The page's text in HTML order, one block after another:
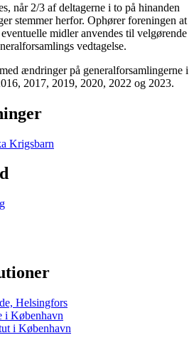
når 2/3 af deltagerne i to på hinanden
stemmer herfor. Ophører foreningen at
midler anvendes til velgørende
vedtagelse.
ændringer på generalforsamlingerne i
2017, 2019, 2020, 2022 og 2023.
Krigsbarn
Helsingfors
i København
i København